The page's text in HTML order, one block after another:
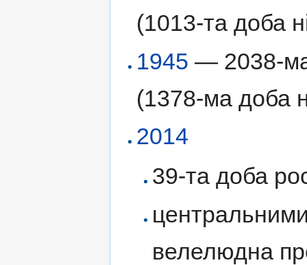
(1013-та доба
1945 — 2038-ма
(1378-ма доба
2014
39-та доба
велелюдна